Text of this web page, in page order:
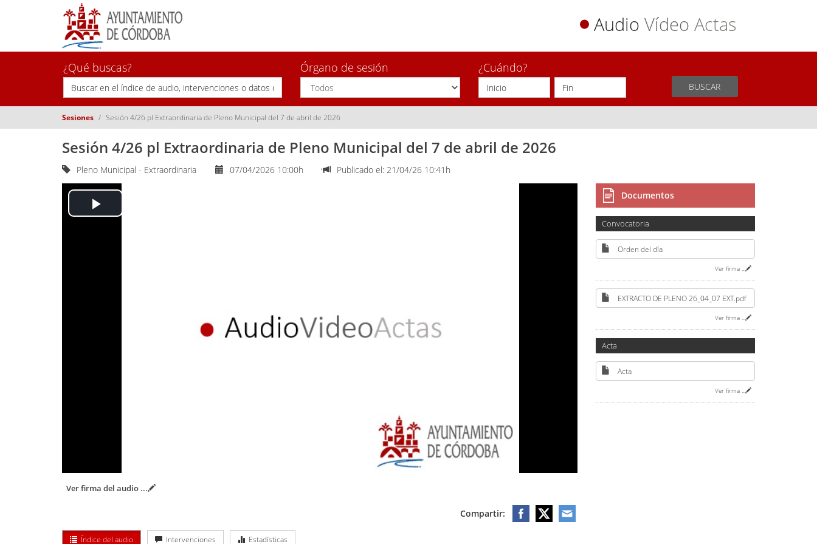
Audio Vídeo Actas
¿Qué buscas? Órgano de sesión ¿Cuándo?
BUSCAR
Sesiones Sesión 4/26 pl Extraordinaria de Pleno Municipal del 7 de abril de 2026
Sesión 4/26 pl Extraordinaria de Pleno Municipal del 7 de abril de 2026
Pleno Municipal - Extraordinaria 07/04/2026 10:00h Publicado el: 21/04/26 10:41h
Play
Ver firma del audio ...
Compartir:
Índice del audio Intervenciones Estadísticas
Documentos
Convocatoria
Orden del día
Ver firma
EXTRACTO DE PLENO 26_04_07 EXT.pdf
Ver firma ...
Acta
Acta
Ver firma